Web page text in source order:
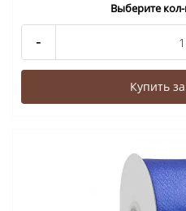
Выберите
-
Купить за